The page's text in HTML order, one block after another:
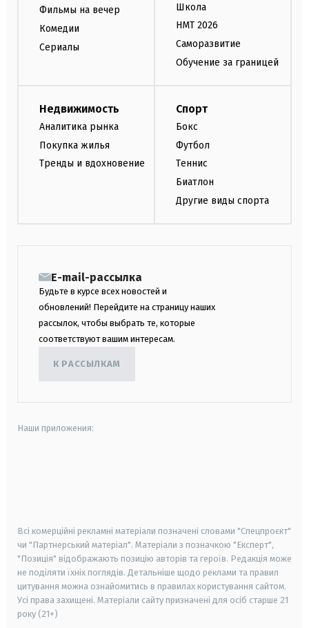
Фильмы на вечер
Комедии
Сериалы
Школа
НМТ 2026
Саморазвитие
Обучение за границей
Недвижимость
Аналитика рынка
Покупка жилья
Тренды и вдохновение
Спорт
Бокс
Футбол
Теннис
Биатлон
Другие виды спорта
E-mail-рассылка
Будьте в курсе всех новостей и
обновлений! Перейдите на страницу наших
рассылок, чтобы выбрать те, которые
соответствуют вашим интересам.
К РАССЫЛКАМ
Наши приложения:
Всі комерційні рекламні матеріали позначені словами "Спецпроєкт"
чи "Партнерський матеріал". Матеріали з позначкою "Експерт",
"Позиція" відображають позицію авторів та героїв. Редакція може
не поділяти їхніх поглядів. Детальніше щодо реклами та правил
цитування можна ознайомитись в правилах користування сайтом.
Усі права захищені. Матеріали сайту призначені для осіб старше 21
року (21+)